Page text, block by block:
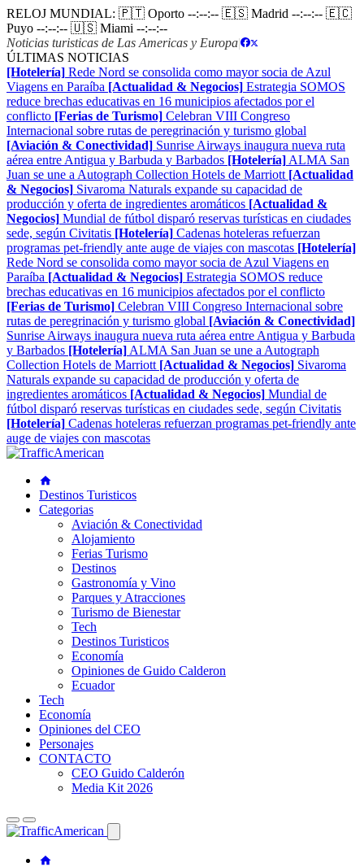
RELOJ MUNDIAL: 🇵🇹 Oporto --:--:-- 🇪🇸 Madrid --:--:-- 🇪🇨
Puyo --:--:-- 🇺🇸 Miami --:--:--
Noticias turisticas de Las Americas y Europa|
ÚLTIMAS NOTICIAS
[Hotelería] Rede Nord se consolida como mayor socia de Azul
Viagens en Paraíba [Actualidad & Negocios] Estrategia SOMOS
reduce brechas educativas en 16 municipios afectados por el
conflicto [Ferias de Turismo] Celebran VIII Congreso
Internacional sobre rutas de peregrinación y turismo global
[Aviación & Conectividad] Sunrise Airways inaugura nueva ruta
aérea entre Antigua y Barbuda y Barbados [Hotelería] ALMA San
Juan se une a Autograph Collection Hotels de Marriott [Actualidad
& Negocios] Sivaroma Naturals expande su capacidad de
producción y oferta de ingredientes aromáticos [Actualidad &
Negocios] Mundial de fútbol disparó reservas turísticas en ciudades
sede, según Civitatis [Hotelería] Cadenas hoteleras refuerzan
programas pet-friendly ante auge de viajes con mascotas [Hotelería]
Rede Nord se consolida como mayor socia de Azul Viagens en
Paraíba [Actualidad & Negocios] Estrategia SOMOS reduce
brechas educativas en 16 municipios afectados por el conflicto
[Ferias de Turismo] Celebran VIII Congreso Internacional sobre
rutas de peregrinación y turismo global [Aviación & Conectividad]
Sunrise Airways inaugura nueva ruta aérea entre Antigua y Barbuda
y Barbados [Hotelería] ALMA San Juan se une a Autograph
Collection Hotels de Marriott [Actualidad & Negocios] Sivaroma
Naturals expande su capacidad de producción y oferta de
ingredientes aromáticos [Actualidad & Negocios] Mundial de
fútbol disparó reservas turísticas en ciudades sede, según Civitatis
[Hotelería] Cadenas hoteleras refuerzan programas pet-friendly ante
auge de viajes con mascotas
Destinos Turisticos
Categorias
Aviación & Conectividad
Alojamiento
Ferias Turismo
Destinos
Gastronomía y Vino
Parques y Atracciones
Turismo de Bienestar
Tech
Destinos Turisticos
Economía
Opiniones de Guido Calderon
Ecuador
Tech
Economía
Opiniones del CEO
Personajes
CONTACTO
CEO Guido Calderón
Media Kit 2026